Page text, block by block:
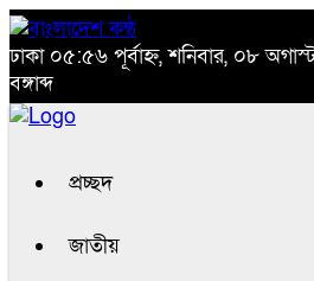
ঢাকা ০৫:৫৬ পূর্বাহ্ন, শনিবার, ০৮
বঙ্গাব্দ
প্রচ্ছদ
জাতীয়